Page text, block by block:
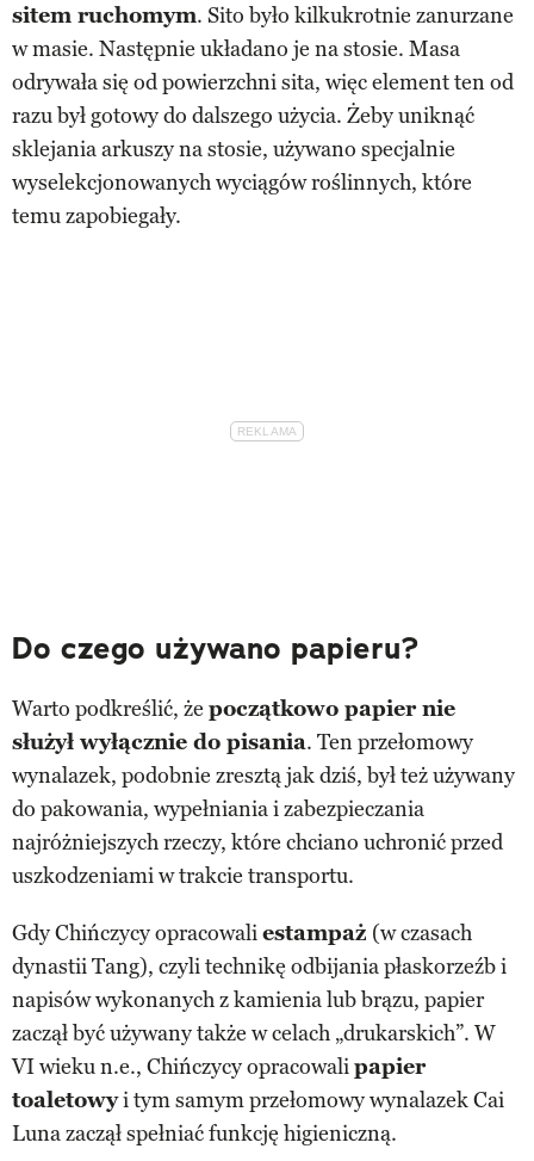
sitem ruchomym. Sito było kilkukrotnie zanurzane
w masie. Następnie układano je na stosie. Masa
odrywała się od powierzchni sita, więc element ten od
razu był gotowy do dalszego użycia. Żeby uniknąć
sklejania arkuszy na stosie, używano specjalnie
wyselekcjonowanych wyciągów roślinnych, które
temu zapobiegały.
Do czego używano papieru?
Warto podkreślić, że początkowo papier nie
służył wyłącznie do pisania. Ten przełomowy
wynalazek, podobnie zresztą jak dziś, był też używany
do pakowania, wypełniania i zabezpieczania
najróżniejszych rzeczy, które chciano uchronić przed
uszkodzeniami w trakcie transportu.
Gdy Chińczycy opracowaliestampaż (w czasach
dynastii Tang), czyli technikę odbijania płaskorzeźb i
napisów wykonanych z kamienia lub brązu, papier
zaczął być używany także w celach „drukarskich”. W
VI wieku n.e., Chińczycy opracowalipapier
toaletowyi tym samym przełomowy wynalazek Cai
Luna zaczął spełniać funkcję higieniczną.